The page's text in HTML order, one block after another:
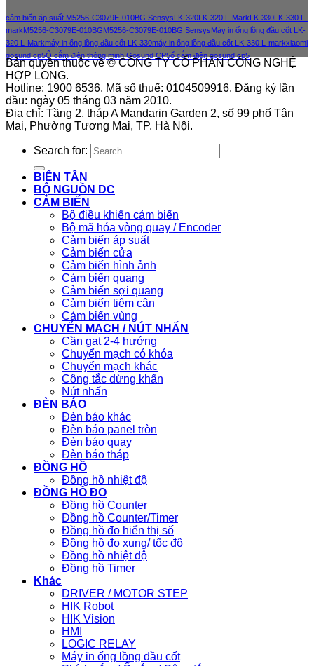
cảm biến áp suất M5256-C3079E-010BG Sensys LK-320 LK-320 L-Mark LK-330 LK-330 L-
markM5256-C3079E-010BGM5256-C3079E-010BG SensysMáy in ống lồng đầu cốt LK-
320 L-Markmáy in ống lồng đầu cốt LK-330máy in ống lồng đầu cốt LK-330 L-markxiaomi
gosund cp5Ổ cắm điện thông minh Gosund CP5ổ cắm điện gosund cp5
Bản quyền thuộc về © CÔNG TY CỔ PHẦN CÔNG NGHỆ
HỢP LONG.
Hotline: 1900 6536. Mã số thuế: 0104509916. Đăng ký lần
đầu: ngày 05 tháng 03 năm 2010.
Địa chỉ: Tầng 2, tháp A Mandarin Garden 2, số 99 phố Tân
Mai, Phường Tương Mai, TP. Hà Nội.
Search for:
BIẾN TẦN
BỘ NGUỒN DC
CẢM BIẾN
Bộ điều khiển cảm biến
Bộ mã hóa vòng quay / Encoder
Cảm biến áp suất
Cảm biến cửa
Cảm biến hình ảnh
Cảm biến quang
Cảm biến sợi quang
Cảm biến tiệm cận
Cảm biến vùng
CHUYỂN MẠCH / NÚT NHẤN
Cần gạt 2-4 hướng
Chuyển mạch có khóa
Chuyển mạch khác
Công tắc dừng khẩn
Nút nhấn
ĐÈN BÁO
Đèn báo khác
Đèn báo panel tròn
Đèn báo quay
Đèn báo tháp
ĐỒNG HỒ
Đồng hồ nhiệt độ
ĐỒNG HỒ ĐO
Đồng hồ Counter
Đồng hồ Counter/Timer
Đồng hồ đo hiển thị số
Đồng hồ đo xung/ tốc độ
Đồng hồ nhiệt độ
Đồng hồ Timer
Khác
DRIVER / MOTOR STEP
HIK Robot
HIK Vision
HMI
LOGIC RELAY
Máy in ống lồng đầu cốt